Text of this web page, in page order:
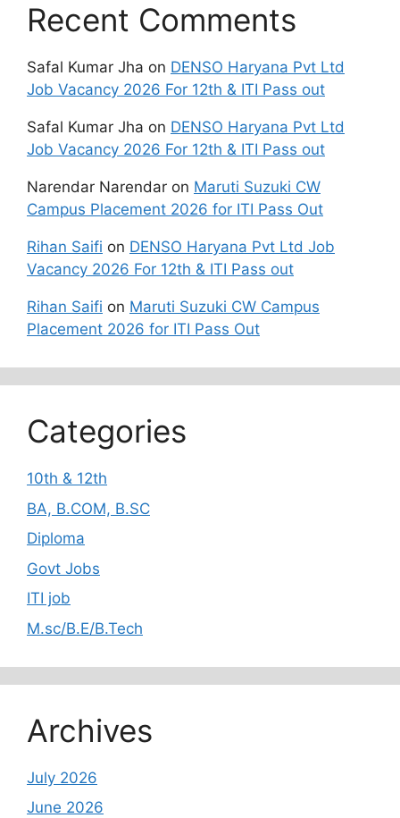
Recent Comments
Safal Kumar Jha on DENSO Haryana Pvt Ltd
Job Vacancy 2026 For 12th & ITI Pass out
Safal Kumar Jha on DENSO Haryana Pvt Ltd
Job Vacancy 2026 For 12th & ITI Pass out
Narendar Narendar on Maruti Suzuki CW
Campus Placement 2026 for ITI Pass Out
Rihan Saifi on DENSO Haryana Pvt Ltd Job
Vacancy 2026 For 12th & ITI Pass out
Rihan Saifi on Maruti Suzuki CW Campus
Placement 2026 for ITI Pass Out
Categories
10th & 12th
BA, B.COM, B.SC
Diploma
Govt Jobs
ITI job
M.sc/B.E/B.Tech
Archives
July 2026
June 2026